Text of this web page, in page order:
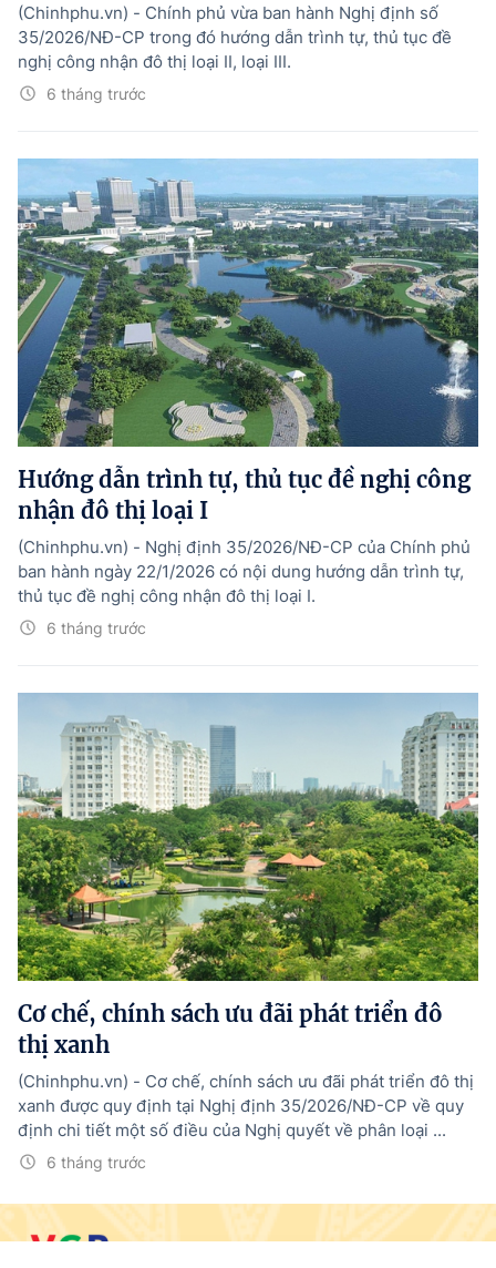
6 tháng trước
(Chinhphu.vn) - Chính phủ vừa ban hành Nghị định số
35/2026/NĐ-CP trong đó hướng dẫn trình tự, thủ tục đề
nghị công nhận đô thị loại II, loại III.
Hướng dẫn trình tự, thủ tục đề nghị công
nhận đô thị loại I
6 tháng trước
(Chinhphu.vn) - Nghị định 35/2026/NĐ-CP của Chính phủ
ban hành ngày 22/1/2026 có nội dung hướng dẫn trình tự,
thủ tục đề nghị công nhận đô thị loại I.
Cơ chế, chính sách ưu đãi phát triển đô
thị xanh
6 tháng trước
(Chinhphu.vn) - Cơ chế, chính sách ưu đãi phát triển đô thị
xanh được quy định tại Nghị định 35/2026/NĐ-CP về quy
định chi tiết một số điều của Nghị quyết về phân loại ...